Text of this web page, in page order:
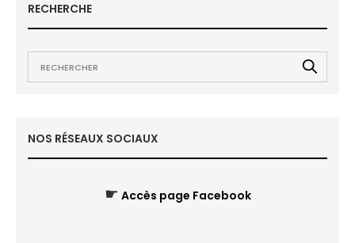
RECHERCHE
NOS RÉSEAUX SOCIAUX
☛ Accès page Facebook